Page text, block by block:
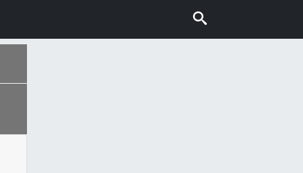
estimada em 2.505.552 pessoas, que